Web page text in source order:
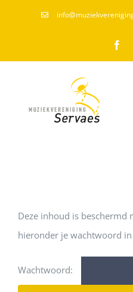
Deze inhoud is beschermd
hieronder je wachtwoord
Wachtwoord: